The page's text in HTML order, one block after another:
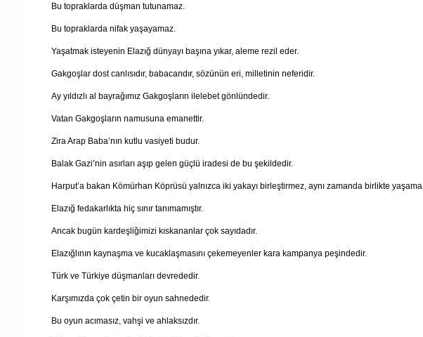
Bu topraklarda düşman tutunamaz.
Bu topraklarda nifak yaşayamaz.
Yaşatmak isteyenin Elazığ dünyayı başına yıkar, aleme rezil eder.
Gakgoşlar dost canlısıdır, babacandır, sözünün eri, milletinin neferidir.
Ay yıldızlı al bayrağımız Gakgoşların ilelebet gönlündedir.
Vatan Gakgoşların namusuna emanettir.
Zira Arap Baba’nın kutlu vasiyeti budur.
Balak Gazi’nin asırları aşıp gelen güçlü iradesi de bu şekildedir.
Harput’a bakan Kömürhan Köprüsü yalnızca iki yakayı birleştirmez, aynı zamanda birlikte
Elazığ fedakarlıkta hiç sınır tanımamıştır.
Ancak bugün kardeşliğimizi kıskananlar çok sayıdadır.
Elazığlının kaynaşma ve kucaklaşmasını çekemeyenler kara kampanya peşindedir.
Türk ve Türkiye düşmanları devrededir.
Karşımızda çok çetin bir oyun sahnededir.
Bu oyun acımasız, vahşi ve ahlaksızdır.